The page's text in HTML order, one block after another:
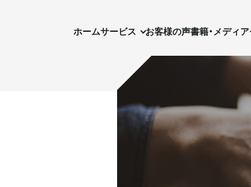
ホームサービス お客様の声書籍・メディア
ホーム サービス お客様の声書籍・メディアセ